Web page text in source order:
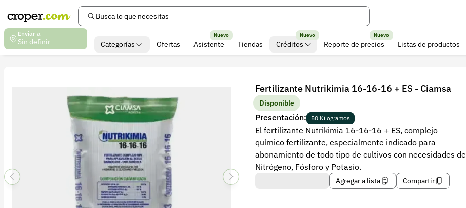
Busca lo que necesitas
Enviar a
Sin definir Categorías Ofertas Asistente
Nuevo
Tiendas Créditos
Nuevo
Reporte de precios
Nuevo
Listas de productos
Fertilizante Nutrikimia 16-16-16 + ES - Ciamsa
Disponible
Presentación: 50 Kilogramos
El fertilizante Nutrikimia 16-16-16 + ES, complejo
químico fertilizante, especialmente indicado para
abonamiento de todo tipo de cultivos con necesidades de
Nitrógeno, Fósforo y Potasio.
Agregar a lista Compartir